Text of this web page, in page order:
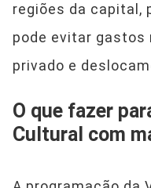
regiões da capital,
pode evitar gastos
privado e
O que fazer
Cultural com